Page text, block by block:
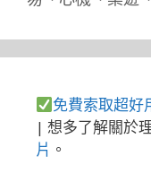
免費索取超好
| 想多了解關於
片 。